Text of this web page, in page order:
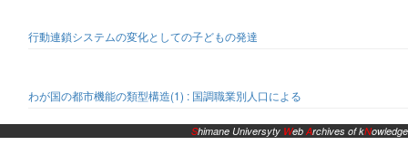
行動連鎖システムの変化としての子どもの発達
わが国の都市機能の類型構造(1) : 国調職業別人口による
Shimane Universyty WebArchives of kNowledge